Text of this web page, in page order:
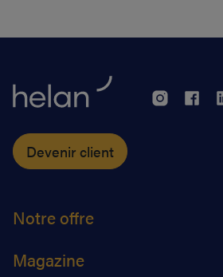
vous facilitera grandement la vie.
Devenir client
Notre offre
Magazine